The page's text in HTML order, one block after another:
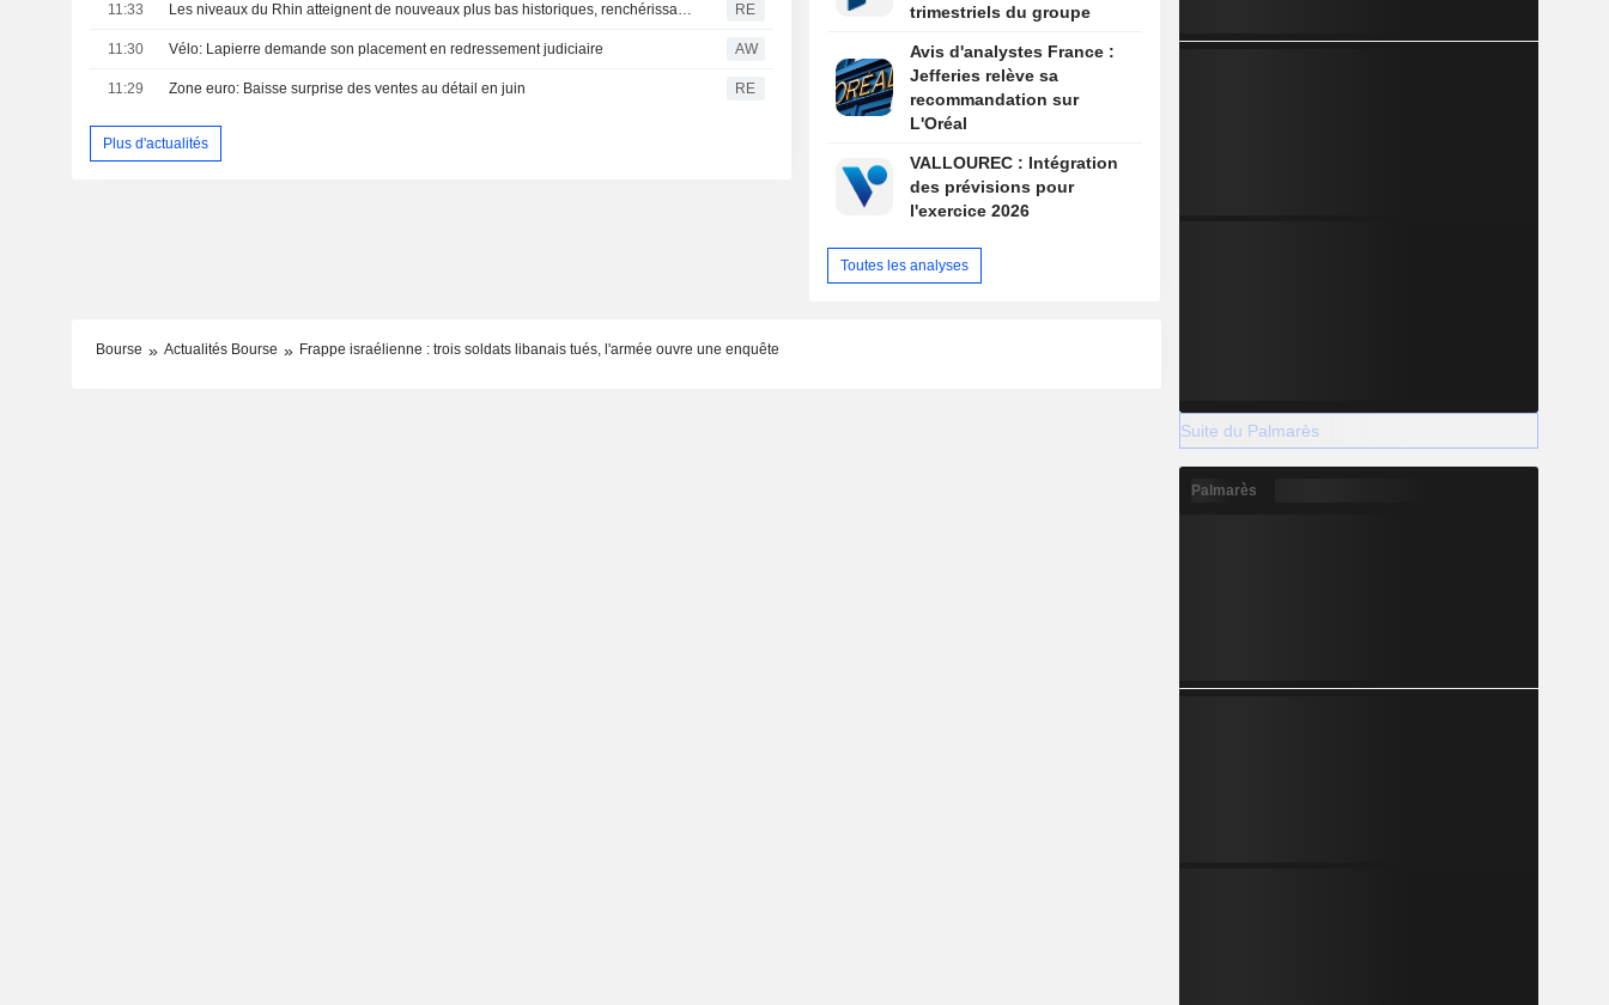
11:33 Les niveaux du Rhin atteignent de nouveaux plus bas historiques, renchérissant les coûts de transport RE
11:30 Vélo: Lapierre demande son placement en redressement judiciaire AW
11:29 Zone euro: Baisse surprise des ventes au détail en juin RE
Plus d'actualités
trimestriels du groupe
Avis d'analystes France :
Jefferies relève sa
recommandation sur
L'Oréal
VALLOUREC : Intégration
des prévisions pour
l'exercice 2026
Toutes les analyses
Bourse Actualités Bourse Frappe israélienne : trois soldats libanais tués, l'armée ouvre une enquête
Suite du Palmarès
Palmarès